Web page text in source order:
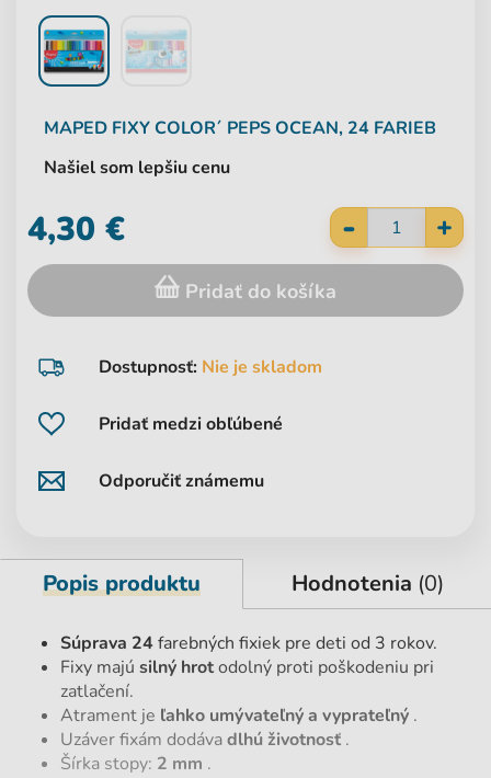
MAPED FIXY COLOR´ PEPS OCEAN, 24 FARIEB
Našiel som lepšiu cenu
Pridať medzi obľúbené
Odporučiť známemu
Dostupnosť: Nie je skladom
- +
4,30 €
Pridať do košíka
Popis produktu Hodnotenia (0)
Súprava 24farebných fixiek pre deti od 3 rokov.
Fixy majú silný hrotodolný proti poškodeniu pri
zatlačení.
Atrament je ľahko umývateľný a vyprateľný .
Uzáver fixám dodávadlhú životnosť .
Šírka stopy: 2 mm .